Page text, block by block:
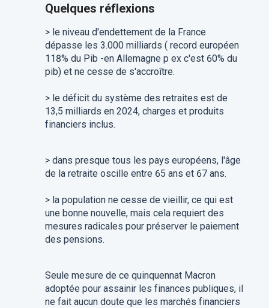
Quelques réflexions
> le niveau d'endettement de la France
dépasse les 3.000 milliards ( record européen
118% du Pib -en Allemagne p ex c'est 60% du
pib) et ne cesse de s'accroître.
> le déficit du système des retraites est de
13,5 milliards en 2024, charges et produits
financiers inclus.
> dans presque tous les pays européens, l'âge
de la retraite oscille entre 65 ans et 67 ans.
> la population ne cesse de vieillir, ce qui est
une bonne nouvelle, mais cela requiert des
mesures radicales pour préserver le paiement
des pensions.
Seule mesure de ce quinquennat Macron
adoptée pour assainir les finances publiques, il
ne fait aucun doute que les marchés financiers